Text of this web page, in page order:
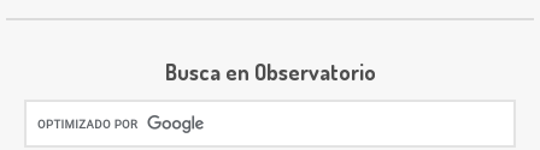
Busca en Observatorio